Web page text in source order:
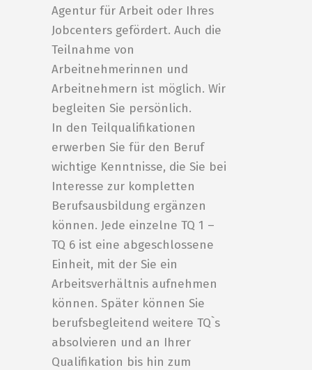
Agentur für Arbeit oder Ihres
Jobcenters gefördert. Auch die
Teilnahme von
Arbeitnehmerinnen und
Arbeitnehmern ist möglich. Wir
begleiten Sie persönlich.
In den Teilqualifikationen
erwerben Sie für den Beruf
wichtige Kenntnisse, die Sie bei
Interesse zur kompletten
Berufsausbildung ergänzen
können. Jede einzelne TQ 1 –
TQ 6 ist eine abgeschlossene
Einheit, mit der Sie ein
Arbeitsverhältnis aufnehmen
können. Später können Sie
berufsbegleitend weitere TQ`s
absolvieren und an Ihrer
Qualifikation bis hin zum